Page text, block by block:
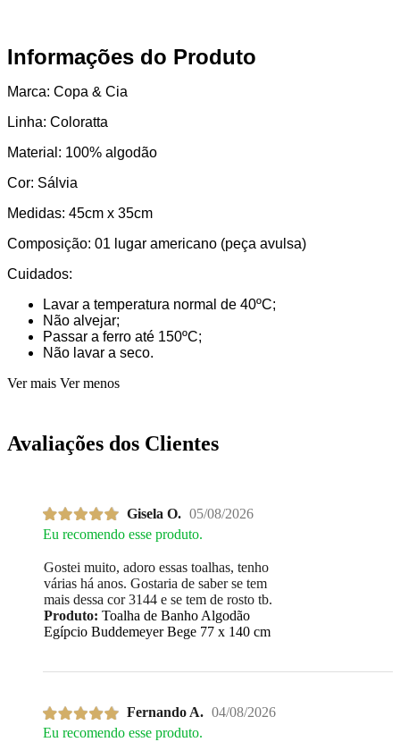
Informações do Produto
Marca: Copa & Cia
Linha: Coloratta
Material: 100% algodão
Cor: Sálvia
Medidas: 45cm x 35cm
Composição: 01 lugar americano (peça avulsa)
Cuidados:
Lavar a temperatura normal de 40ºC;
Não alvejar;
Passar a ferro até 150ºC;
Não lavar a seco.
Ver mais Ver menos
Avaliações dos Clientes
Gisela O. 05/08/2026
Eu recomendo esse produto.
Gostei muito, adoro essas toalhas, tenho
várias há anos. Gostaria de saber se tem
mais dessa cor 3144 e se tem de rosto tb.
Produto: Toalha de Banho Algodão
Egípcio Buddemeyer Bege 77 x 140 cm
Fernando A. 04/08/2026
Eu recomendo esse produto.